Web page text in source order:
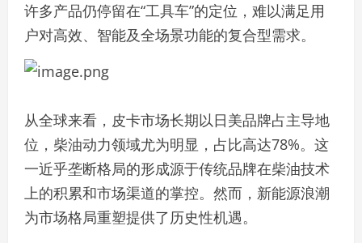
许多产品仍停留在“工具车”的定位，难以满足用
户对高效、智能及全场景功能的复合型需求。
从全球来看，皮卡市场长期以日美品牌占主导地
位，柴油动力领域尤为明显，占比高达78%。这
一近乎垄断格局的形成源于传统品牌在柴油技术
上的积累和市场渠道的掌控。然而，新能源浪潮
为市场格局重塑提供了历史性机遇。